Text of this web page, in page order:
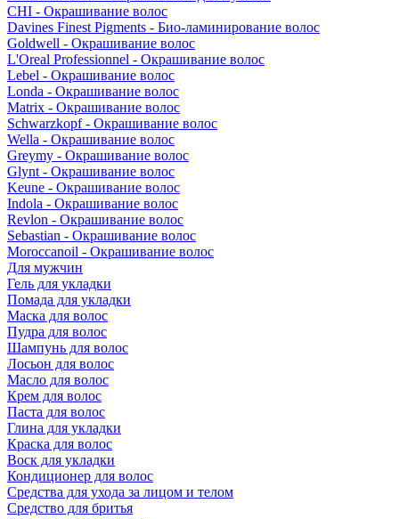
CHI - Окрашивание волос
Davines Finest Pigments - Био-ламинирование волос
Goldwell - Окрашивание волос
L'Oreal Professionnel - Окрашивание волос
Lebel - Окрашивание волос
Londa - Окрашивание волос
Matrix - Окрашивание волос
Schwarzkopf - Окрашивание волос
Wella - Окрашивание волос
Greymy - Окрашивание волос
Glynt - Окрашивание волос
Keune - Окрашивание волос
Indola - Окрашивание волос
Revlon - Окрашивание волос
Sebastian - Окрашивание волос
Moroccanoil - Окрашивание волос
Для мужчин
Гель для укладки
Помада для укладки
Маска для волос
Пудра для волос
Шампунь для волос
Лосьон для волос
Масло для волос
Крем для волос
Паста для волос
Глина для укладки
Краска для волос
Воск для укладки
Кондиционер для волос
Средства для ухода за лицом и телом
Средство для бритья